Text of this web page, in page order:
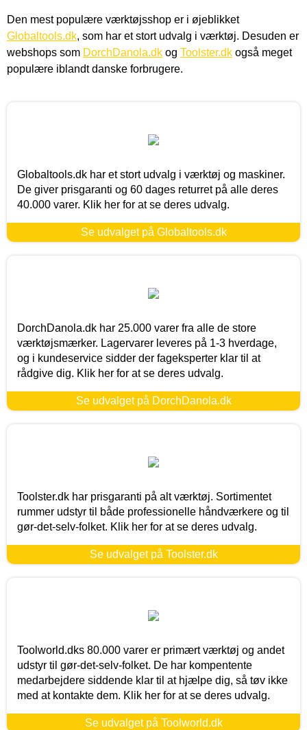
Den mest populære værktøjsshop er i øjeblikket
Globaltools.dk, som har et stort udvalg i værktøj. Desuden er
webshops som DorchDanola.dk og Toolster.dk også meget
populære iblandt danske forbrugere.
Globaltools.dk har et stort udvalg i værktøj og maskiner.
De giver prisgaranti og 60 dages returret på alle deres
40.000 varer. Klik her for at se deres udvalg.
Se udvalget på Globaltools.dk
DorchDanola.dk har 25.000 varer fra alle de store
værktøjsmærker. Lagervarer leveres på 1-3 hverdage,
og i kundeservice sidder der fageksperter klar til at
rådgive dig. Klik her for at se deres udvalg.
Se udvalget på DorchDanola.dk
Toolster.dk har prisgaranti på alt værktøj. Sortimentet
rummer udstyr til både professionelle håndværkere og til
gør-det-selv-folket. Klik her for at se deres udvalg.
Se udvalget på Toolster.dk
Toolworld.dks 80.000 varer er primært værktøj og andet
udstyr til gør-det-selv-folket. De har kompentente
medarbejdere siddende klar til at hjælpe dig, så tøv ikke
med at kontakte dem. Klik her for at se deres udvalg.
Se udvalget på Toolworld.dk